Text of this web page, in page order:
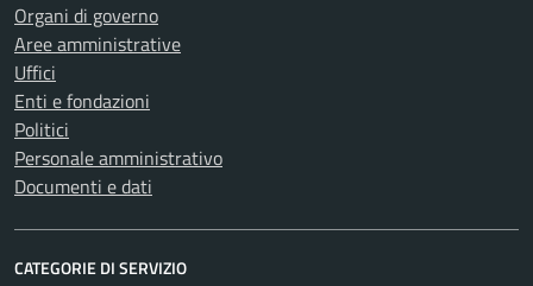
Organi di governo
Aree amministrative
Uffici
Enti e fondazioni
Politici
Personale amministrativo
Documenti e dati
CATEGORIE DI SERVIZIO